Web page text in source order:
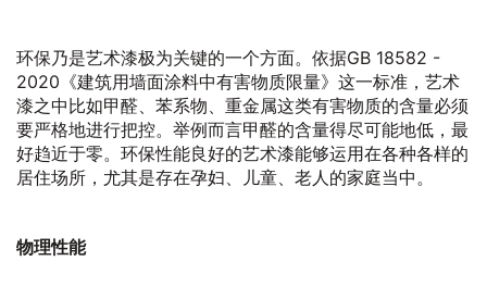
环保乃是艺术漆极为关键的一个方面。依据GB 18582 -
2020《建筑用墙面涂料中有害物质限量》这一标准，艺术
漆之中比如甲醛、苯系物、重金属这类有害物质的含量必须
要严格地进行把控。举例而言甲醛的含量得尽可能地低，最
好趋近于零。环保性能良好的艺术漆能够运用在各种各样的
居住场所，尤其是存在孕妇、儿童、老人的家庭当中。
物理性能